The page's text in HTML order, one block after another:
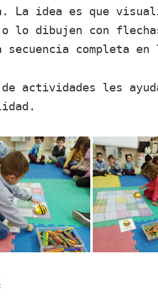
La idea es que
o lo dibujen con
completa en
actividades les